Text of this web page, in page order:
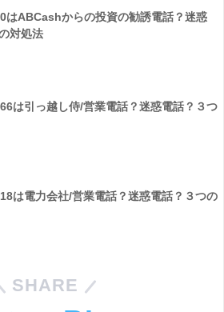
はABCashからの投資の勧誘電話？迷惑
対処法
は引っ越し侍/営業電話？迷惑電話？３つ
は電力会社/営業電話？迷惑電話？３つの
SHARE